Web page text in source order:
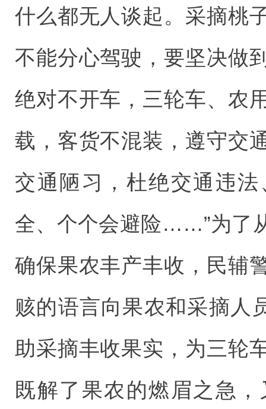
什么都无人谈起。采摘桃
不能分心驾驶，要坚决做
绝对不开车，三轮车、农
载，客货不混装，遵守交
交通陋习，杜绝交通违
全、个个会避险……”为了
确保果农丰产丰收，民辅
赅的语言向果农和采摘人
助采摘丰收果实，为三轮
既解了果农的燃眉之急